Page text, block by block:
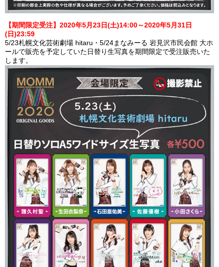
【期間限定受注】2020年5月23日(土)14:00～2020年5月31日
(日)23:59
5/23札幌文化芸術劇場 hitaru・5/24まなみーる 岩見沢市民会館 大ホ
ールで販売を予定していた日替り生写真を期間限定で受注販売いた
します。